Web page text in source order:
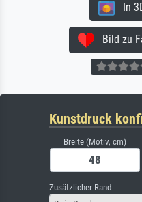
In
Bild zu
Kunstdruck
Breite (Motiv, cm)
Zusätzlicher Rand